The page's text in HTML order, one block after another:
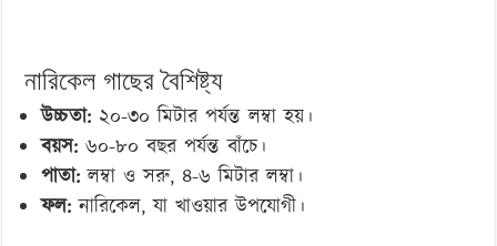
নারিকেল গাছের বৈশিষ্ট্য
উচ্চতা: ২০-৩০ মিটার পর্যন্ত লম্বা হয়।
বয়স: ৬০-৮০ বছর পর্যন্ত বাঁচে।
পাতা: লম্বা ও সরু, ৪-৬ মিটার লম্বা।
ফল: নারিকেল, যা খাওয়ার উপযোগী।